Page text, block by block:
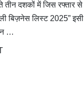
तीन दशकों में जिस रफ्तार
बिज़नेस लिस्ट 2025”
न …